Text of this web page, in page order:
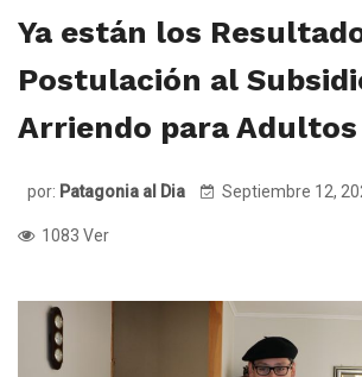
Ya están los
Postulación al
Arriendo para
por: Patagonia al Dia Septiembre 12,
1083 Ver